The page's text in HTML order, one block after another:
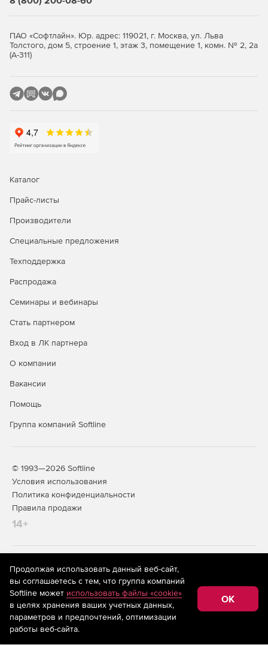
ПАО «Софтлайн». Юр. адрес: 119021, г. Москва, ул. Льва
Толстого, дом 5, строение 1, этаж 3, помещение 1, комн. № 2, 2а
(А-311)
Каталог
Прайс-листы
Производители
Специальные предложения
Техподдержка
Распродажа
Семинары и вебинары
Стать партнером
Вход в ЛК партнера
О компании
Вакансии
Помощь
Группа компаний Softline
© 1993—2026 Softline
Условия использования
Политика конфиденциальности
Правила продажи
14+
На информационном ресурсе store.softline.ru применяются
рекомендательные технологии
(информационные технологии
предоставления информации на основе сбора,
систематизации и анализа сведений, относящихся к
предпочтениям пользователей сети «Интернет»,
находящихся на территории Российской Федерации)
Продолжая использовать данный веб-сайт,
вы соглашаетесь с тем, что группа компаний
Softline может использовать файлы «cookie»
в целях хранения ваших учетных данных,
параметров и предпочтений, оптимизации
работы веб-сайта.
OK